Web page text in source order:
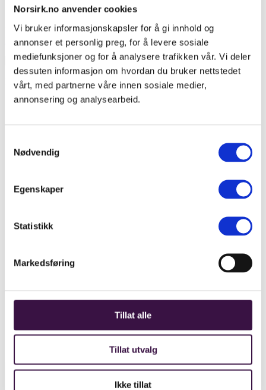
Norsirk.no anvender cookies
Vi bruker informasjonskapsler for å gi innhold og
annonser et personlig preg, for å levere sosiale
mediefunksjoner og for å analysere trafikken vår. Vi deler
dessuten informasjon om hvordan du bruker nettstedet
vårt, med partnerne våre innen sosiale medier,
annonsering og analysearbeid.
Nødvendig
Egenskaper
Statistikk
Markedsføring
Tillat alle
Tillat utvalg
Ikke tillat
Menu Menu
Du er her: Hjem1 / Produsentansvar 2 / Emballasje3 /
Landbruksplast 4 / Norsirk-landbruksplast-frivillig-produsentansvar
Illustrasjon landbruksplast verdikjede
Avfall som ressurs
Elretur
Emballasjeforeningen
Landbruksplast
Landbruksplast-veileder
Last ned faktabok Emballasjehåndtering for fremtiden
Dette er avfallsforskriften for EE-produkter
Spørsmål og svar
Tilsyn fra Miljødirektoratet